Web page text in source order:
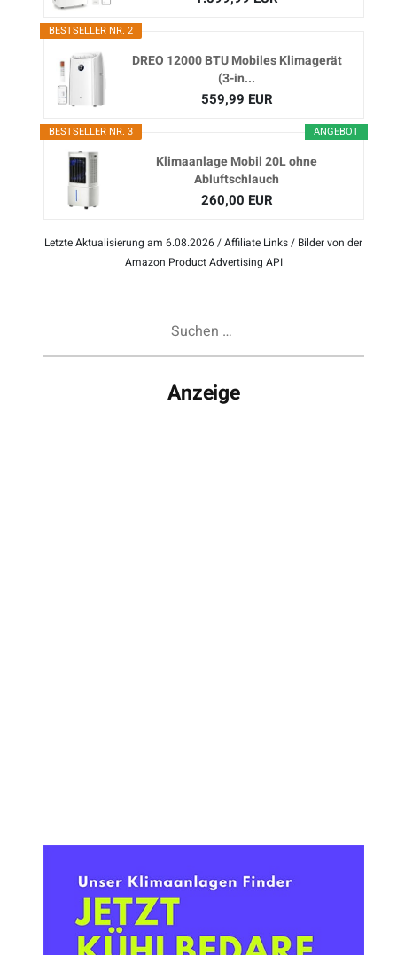
BESTSELLER NR. 2
DREO 12000 BTU Mobiles Klimagerät
(3-in...
559,99 EUR
ANGEBOT
BESTSELLER NR. 3
Klimaanlage Mobil 20L ohne
Abluftschlauch
260,00 EUR
Letzte Aktualisierung am 6.08.2026 / Affiliate Links / Bilder von der
Amazon Product Advertising API
Anzeige